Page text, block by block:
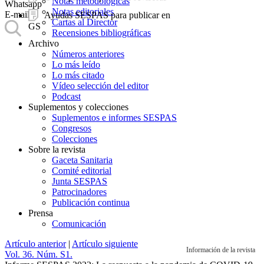
Ayudas SESPAS para publicar en
GS
Whatsapp
E-mail
Notas editoriales
Cartas al Director
Recensiones bibliográficas
Archivo
Números anteriores
Lo más leído
Lo más citado
Vídeo selección del editor
Podcast
Suplementos y colecciones
Suplementos e informes SESPAS
Congresos
Colecciones
Sobre la revista
Gaceta Sanitaria
Comité editorial
Junta SESPAS
Patrocinadores
Publicación continua
Prensa
Comunicación
Información de la revista
Artículo anterior| Artículo siguiente
Vol. 36. Núm. S1.